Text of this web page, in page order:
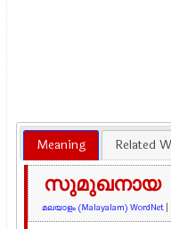
Meaning Related
സുമുഖനായ
മലയാളം (Malayalam) WordNet |